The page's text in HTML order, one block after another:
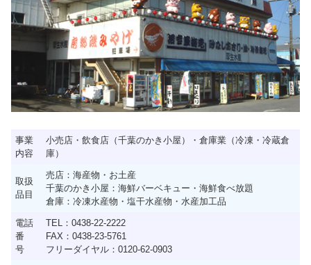
事業
内容
小売店・飲食店（千葉のかき小屋）・倉庫業（冷凍・冷蔵倉
庫）
取扱
品目
売店：海産物・お土産
千葉のかき小屋：海鮮バーベキュー・海鮮食べ放題
倉庫：冷凍水産物・塩干水産物・水産加工品
電話
番
号
TEL：0438-22-2222
FAX：0438-23-5761
フリーダイヤル：0120-62-0903